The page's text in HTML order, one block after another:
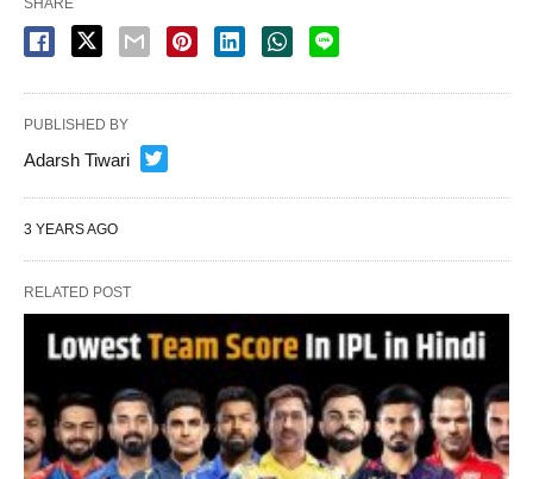
PUBLISHED BY
Adarsh Tiwari
3 YEARS AGO
RELATED POST